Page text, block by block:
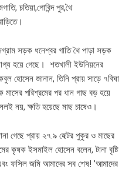
চতিয়া,গোবিন্দ পুর,থৈ
সড়ক ধনেশ্বর গাতি থৈ পাড়া সড়ক
হয়ে গেছে। শতখালী ইউনিয়নের
হোসেন জানান, তিনি প্রায় সাড়ে ৭বিঘা
পরিশ্রমের পর ধান গাছ বড় হয়ে
নয়, ক্ষতি হয়েছে মাছ চাষেও।
গেছে প্রায় ২৭.৯ হেক্টর পুকুর ও মাছের
কৃষক ইসমাইল হোসেন বলেন, টানা বৃষ্টি
ফসিল জমি আমাদের সব শেষ! ’আমাদের